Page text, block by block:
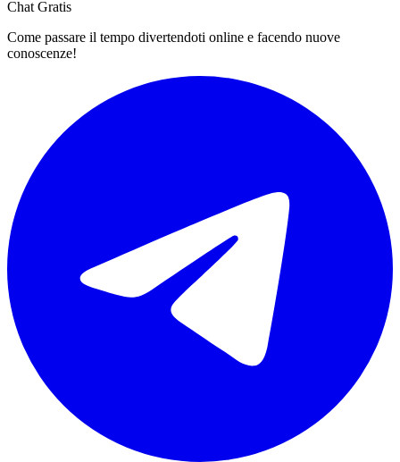
Chat Gratis
Come passare il tempo divertendoti online e facendo nuove
conoscenze!